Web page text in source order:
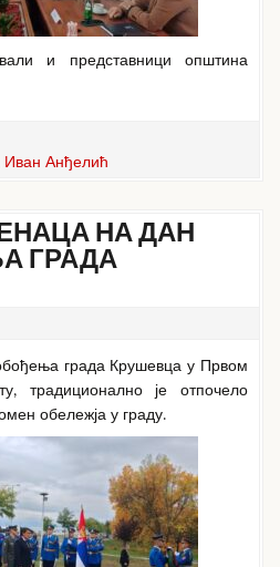
и представници општина
Иван Анђелић
НА ДАН
ГРАДА
града Крушевца у Првом
традиционално је отпочело
обележја у граду.